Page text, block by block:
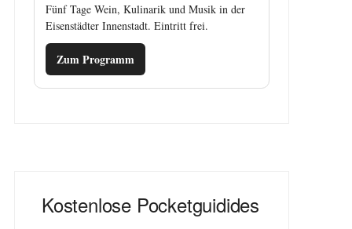
Fünf Tage Wein, Kulinarik und Musik in der
Eisenstädter Innenstadt. Eintritt frei.
Zum Programm
Kostenlose Pocketguidides